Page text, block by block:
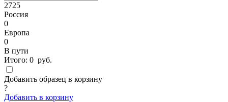
2725
Россия
0
Европа
0
В пути
Итого: 0 руб.
Добавить образец в корзину
?
Добавить в корзину